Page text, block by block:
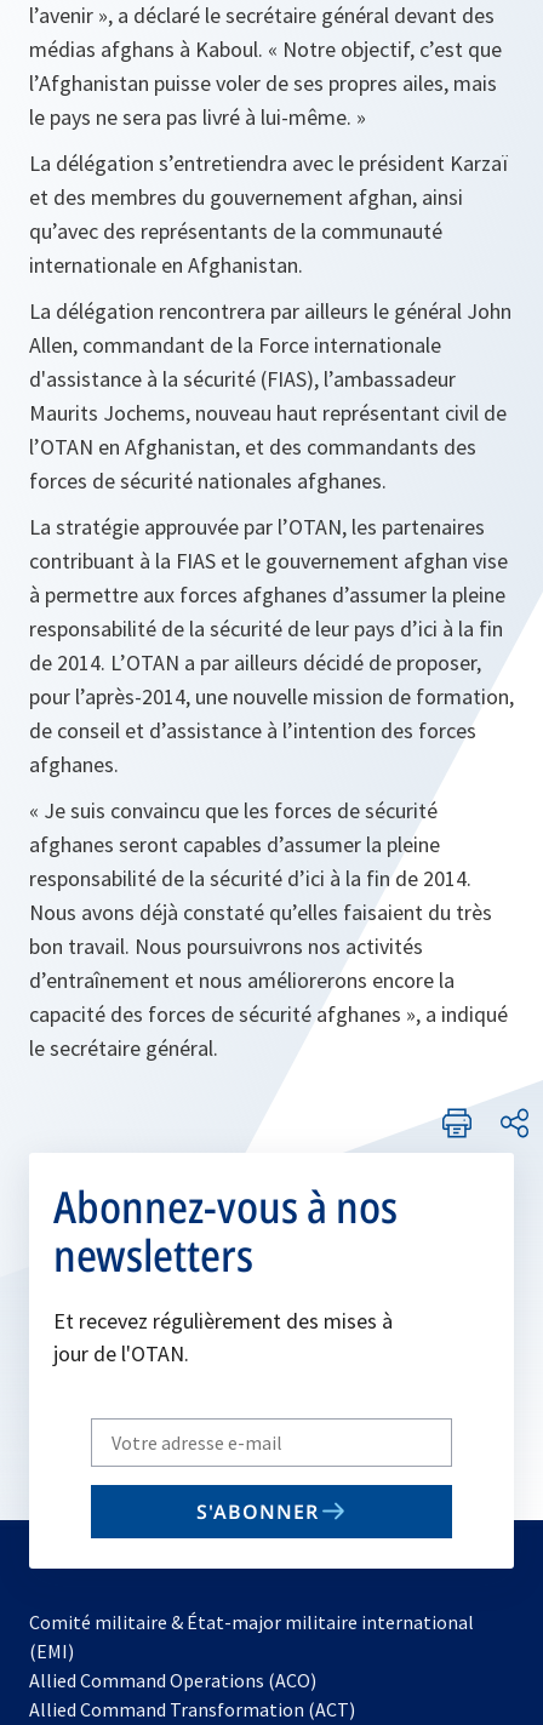
l’avenir », a déclaré le secrétaire général devant des
médias afghans à Kaboul. « Notre objectif, c’est que
l’Afghanistan puisse voler de ses propres ailes, mais
le pays ne sera pas livré à lui-même. »
La délégation s’entretiendra avec le président Karzaï
et des membres du gouvernement afghan, ainsi
qu’avec des représentants de la communauté
internationale en Afghanistan.
La délégation rencontrera par ailleurs le général John
Allen, commandant de la Force internationale
d'assistance à la sécurité (FIAS), l’ambassadeur
Maurits Jochems, nouveau haut représentant civil de
l’OTAN en Afghanistan, et des commandants des
forces de sécurité nationales afghanes.
La stratégie approuvée par l’OTAN, les partenaires
contribuant à la FIAS et le gouvernement afghan vise
à permettre aux forces afghanes d’assumer la pleine
responsabilité de la sécurité de leur pays d’ici à la fin
de 2014. L’OTAN a par ailleurs décidé de proposer,
pour l’après‑2014, une nouvelle mission de formation,
de conseil et d’assistance à l’intention des forces
afghanes.
« Je suis convaincu que les forces de sécurité
afghanes seront capables d’assumer la pleine
responsabilité de la sécurité d’ici à la fin de 2014.
Nous avons déjà constaté qu’elles faisaient du très
bon travail. Nous poursuivrons nos activités
d’entraînement et nous améliorerons encore la
capacité des forces de sécurité afghanes », a indiqué
le secrétaire général.
Abonnez-vous à nos
newsletters
Et recevez régulièrement des mises à
jour de l'OTAN.
Write
your
email
S'ABONNER
Comité militaire & État-major militaire international
(EMI)
Allied Command Operations (ACO)
dans
Allied Command Transformation (ACT)